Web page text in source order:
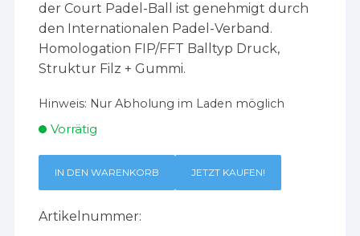
der Court Padel-Ball ist genehmigt durch
den Internationalen Padel-Verband.
Homologation FIP/FFT Balltyp Druck,
Struktur Filz + Gummi.
Hinweis: Nur Abholung im Laden möglich
Vorrätig
IN DEN WARENKORB JETZT KAUFEN!
Artikelnummer: